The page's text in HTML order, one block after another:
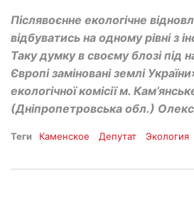
Післявоєнне екологічне
відбуватись на одному рівні з
Таку думку в своєму блозі під
Європі заміновані землі
екологічної комісії м.
(Дніпропетровська обл.)
Теги Каменское Депутат Экология